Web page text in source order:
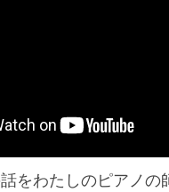
をわたしのピアノ